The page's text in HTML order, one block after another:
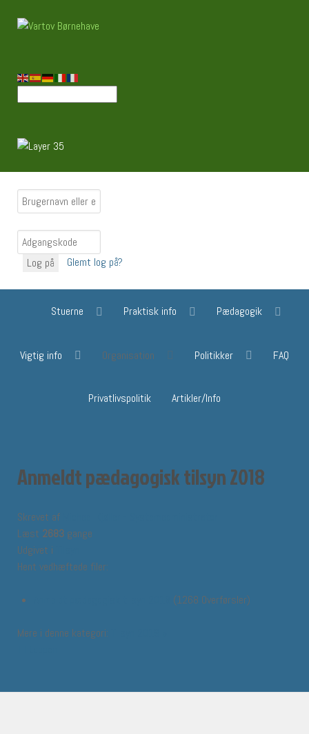
Log på Glemt log på?
Stuerne Praktisk info Pædagogik
Vigtig info Organisation Politikker FAQ
Privatlivspolitik Artikler/Info
Anmeldt pædagogisk tilsyn 2018
Skrevet af
Læst 2683 gange
Udgivet i
Hent vedhæftede filer:
(1268 Overførsler)
Mere i denne kategori: